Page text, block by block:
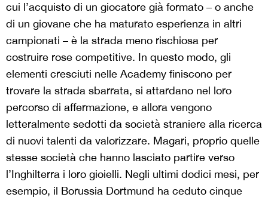
cui l’acquisto di un giocatore già formato – o anche
di un giovane che ha maturato esperienza in altri
campionati – è la strada meno rischiosa per
costruire rose competitive. In questo modo, gli
elementi cresciuti nelle Academy finiscono per
trovare la strada sbarrata, si attardano nel loro
percorso di affermazione, e allora vengono
letteralmente sedotti da società straniere alla ricerca
di nuovi talenti da valorizzare. Magari, proprio quelle
stesse società che hanno lasciato partire verso
l’Inghilterra i loro gioielli. Negli ultimi dodici mesi, per
esempio, il Borussia Dortmund ha ceduto cinque